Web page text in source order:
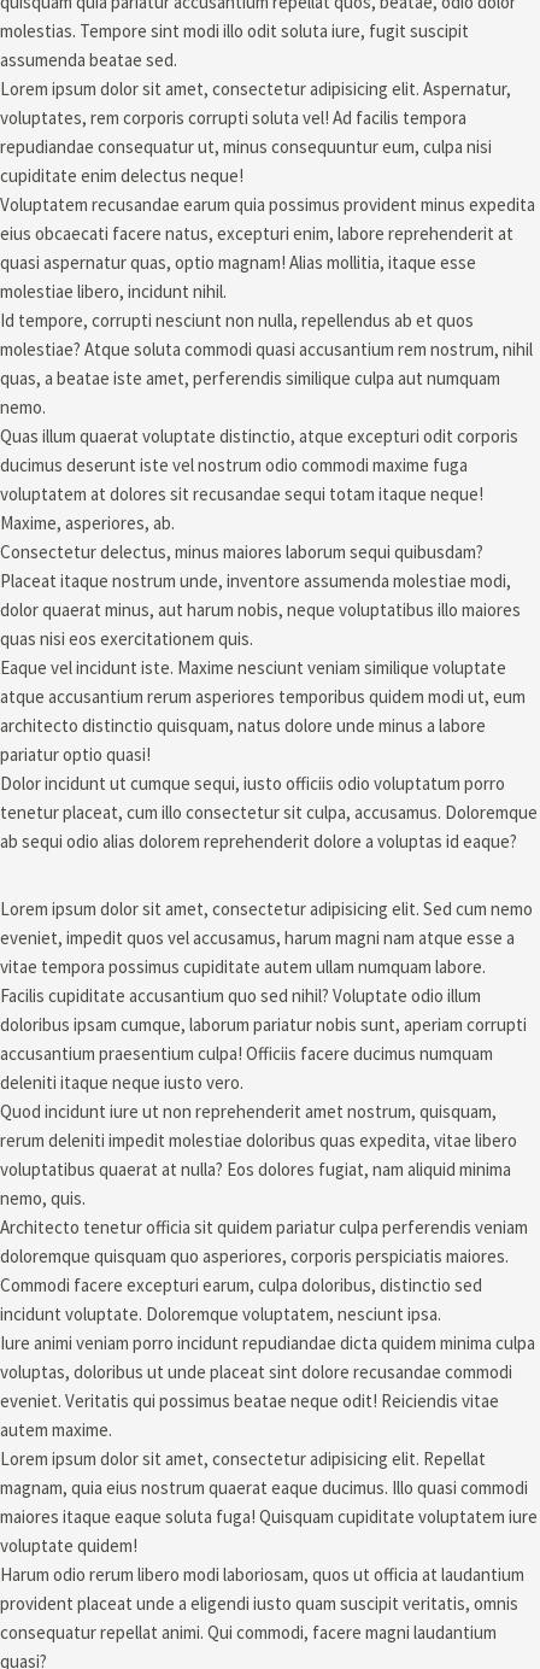
molestias. Tempore sint modi illo odit soluta iure, fugit suscipit
assumenda beatae sed.
Lorem ipsum dolor sit amet, consectetur adipisicing elit. Aspernatur,
voluptates, rem corporis corrupti soluta vel! Ad facilis tempora
repudiandae consequatur ut, minus consequuntur eum, culpa nisi
cupiditate enim delectus neque!
Voluptatem recusandae earum quia possimus provident minus expedita
eius obcaecati facere natus, excepturi enim, labore reprehenderit at
quasi aspernatur quas, optio magnam! Alias mollitia, itaque esse
molestiae libero, incidunt nihil.
Id tempore, corrupti nesciunt non nulla, repellendus ab et quos
molestiae? Atque soluta commodi quasi accusantium rem nostrum, nihil
quas, a beatae iste amet, perferendis similique culpa aut numquam
nemo.
Quas illum quaerat voluptate distinctio, atque excepturi odit corporis
ducimus deserunt iste vel nostrum odio commodi maxime fuga
voluptatem at dolores sit recusandae sequi totam itaque neque!
Maxime, asperiores, ab.
Consectetur delectus, minus maiores laborum sequi quibusdam?
Placeat itaque nostrum unde, inventore assumenda molestiae modi,
dolor quaerat minus, aut harum nobis, neque voluptatibus illo maiores
quas nisi eos exercitationem quis.
Eaque vel incidunt iste. Maxime nesciunt veniam similique voluptate
atque accusantium rerum asperiores temporibus quidem modi ut, eum
architecto distinctio quisquam, natus dolore unde minus a labore
pariatur optio quasi!
Dolor incidunt ut cumque sequi, iusto officiis odio voluptatum porro
tenetur placeat, cum illo consectetur sit culpa, accusamus. Doloremque
ab sequi odio alias dolorem reprehenderit dolore a voluptas id eaque?
Lorem ipsum dolor sit amet, consectetur adipisicing elit. Sed cum nemo
eveniet, impedit quos vel accusamus, harum magni nam atque esse a
vitae tempora possimus cupiditate autem ullam numquam labore.
Facilis cupiditate accusantium quo sed nihil? Voluptate odio illum
doloribus ipsam cumque, laborum pariatur nobis sunt, aperiam corrupti
accusantium praesentium culpa! Officiis facere ducimus numquam
deleniti itaque neque iusto vero.
Quod incidunt iure ut non reprehenderit amet nostrum, quisquam,
rerum deleniti impedit molestiae doloribus quas expedita, vitae libero
voluptatibus quaerat at nulla? Eos dolores fugiat, nam aliquid minima
nemo, quis.
Architecto tenetur officia sit quidem pariatur culpa perferendis veniam
doloremque quisquam quo asperiores, corporis perspiciatis maiores.
Commodi facere excepturi earum, culpa doloribus, distinctio sed
incidunt voluptate. Doloremque voluptatem, nesciunt ipsa.
Iure animi veniam porro incidunt repudiandae dicta quidem minima culpa
voluptas, doloribus ut unde placeat sint dolore recusandae commodi
eveniet. Veritatis qui possimus beatae neque odit! Reiciendis vitae
autem maxime.
Lorem ipsum dolor sit amet, consectetur adipisicing elit. Repellat
magnam, quia eius nostrum quaerat eaque ducimus. Illo quasi commodi
maiores itaque eaque soluta fuga! Quisquam cupiditate voluptatem iure
voluptate quidem!
Harum odio rerum libero modi laboriosam, quos ut officia at laudantium
provident placeat unde a eligendi iusto quam suscipit veritatis, omnis
consequatur repellat animi. Qui commodi, facere magni laudantium
quasi?